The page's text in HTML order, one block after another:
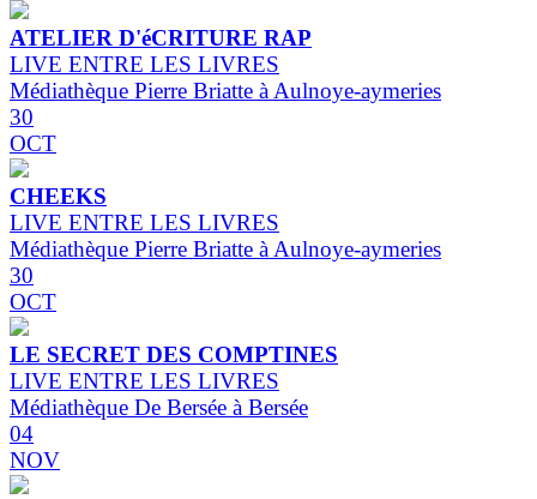
ATELIER D'éCRITURE RAP
LIVE ENTRE LES LIVRES
Médiathèque Pierre Briatte à Aulnoye-aymeries
30
OCT
CHEEKS
LIVE ENTRE LES LIVRES
Médiathèque Pierre Briatte à Aulnoye-aymeries
30
OCT
LE SECRET DES COMPTINES
LIVE ENTRE LES LIVRES
Médiathèque De Bersée à Bersée
04
NOV